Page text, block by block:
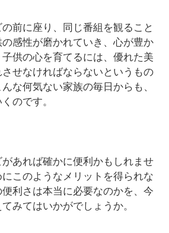
前に座り、同じ番組を観ること
感性が磨かれていき、心が豊か
供の心を育てるには、優れた美
せなければならないというもの
な何気ない家族の毎日からも、
のです。
あれば確かに便利かもしれませ
このようなメリットを得られな
利さは本当に必要なのかを、今
みてはいかがでしょうか。